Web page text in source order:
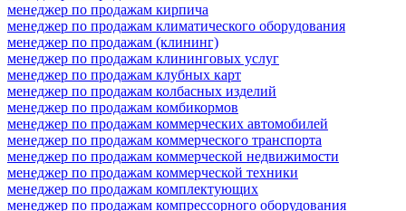
менеджер по продажам кирпича
менеджер по продажам климатического оборудования
менеджер по продажам (клининг)
менеджер по продажам клининговых услуг
менеджер по продажам клубных карт
менеджер по продажам колбасных изделий
менеджер по продажам комбикормов
менеджер по продажам коммерческих автомобилей
менеджер по продажам коммерческого транспорта
менеджер по продажам коммерческой недвижимости
менеджер по продажам коммерческой техники
менеджер по продажам комплектующих
менеджер по продажам компрессорного оборудования